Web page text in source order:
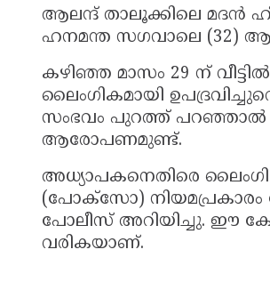
ആലന്ദ് താലൂക്കിലെ മദൻ
ഹനമന്ത സഗവാലെ (32)
കഴിഞ്ഞ മാസം 29 ന്
ലൈംഗികമായി
സംഭവം പുറത്ത് പറഞ്ഞാൽ
ആരോപണമുണ്ട്.
അധ്യാപകനെതിരെ
(പോക്സോ) നിയമപ്രകാരം
പോലീസ് അറിയിച്ചു. ഈ
വരികയാണ്.